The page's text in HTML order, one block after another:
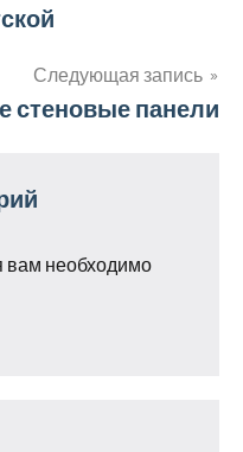
Следующая запись
стеновые панели
вам необходимо